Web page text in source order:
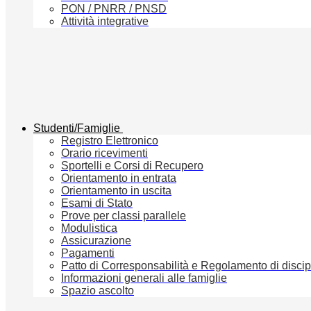
PON / PNRR / PNSD
Attività integrative
Studenti/Famiglie
Registro Elettronico
Orario ricevimenti
Sportelli e Corsi di Recupero
Orientamento in entrata
Orientamento in uscita
Esami di Stato
Prove per classi parallele
Modulistica
Assicurazione
Pagamenti
Patto di Corresponsabilità e Regolamento di
Informazioni generali alle famiglie
Spazio ascolto